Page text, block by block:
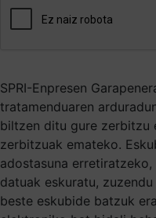
SPRI-Enpresen
tratamenduaren
biltzen ditu gure zerbitzu
zerbitzuak emateko.
adostasuna
datuak eskuratu,
beste eskubide batzuk